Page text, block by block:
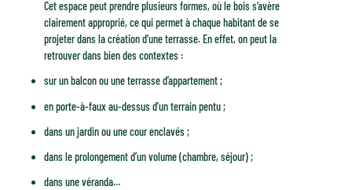
Cet espace peut prendre plusieurs formes, où le bois s’avère
clairement approprié, ce qui permet à chaque habitant de se
projeter dans la création d’une terrasse. En effet, on peut la
retrouver dans bien des contextes :
sur un balcon ou une terrasse d’appartement ;
en porte-à-faux au-dessus d’un terrain pentu ;
dans un jardin ou une cour enclavés ;
dans le prolongement d’un volume (chambre, séjour) ;
dans une véranda…